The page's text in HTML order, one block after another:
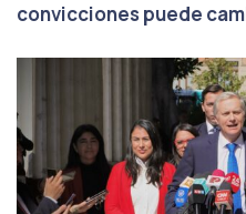
convicciones puede